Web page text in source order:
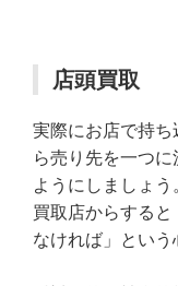
店頭買取
実際にお店で持
ら売り先を一つ
ようにしましょう
買取店からする
なければ」という